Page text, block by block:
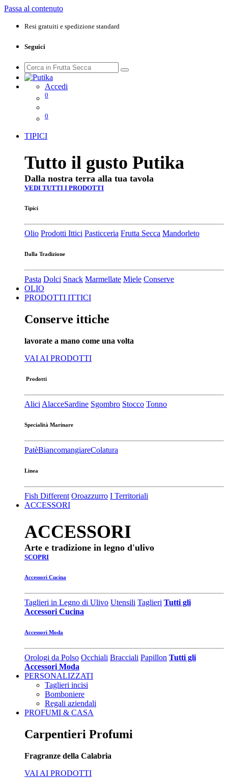
Passa al contenuto
Resi gratuiti e spedizione standard
Seguici
Accedi
0
0
TIPICI
Tutto il gusto Putika
Dalla nostra terra alla tua tavola
VEDI TUTTI I PRODOTTI
Tipici
Olio Prodotti Ittici Pasticceria Frutta Secca Mandorleto
Dalla Tradizione
Pasta Dolci Snack Marmellate Miele Conserve
OLIO
PRODOTTI ITTICI
Conserve ittiche
lavorate a mano come una volta
VAI AI PRODOTTI
Prodotti
Alici AlacceSardine Sgombro Stocco Tonno
Specialità Marinare
Patè​BiancomangiareColatura
Linea
Fish Different Oroazzurro I Territoriali
ACCESSORI
ACCESSORI
Arte e tradizione in legno d'ulivo
SCOPRI
Accessori Cucina
Taglieri in Legno di Ulivo Utensili Taglieri Tutti gli
Accessori Cucina
Accessori Moda
Orologi da Polso Occhiali Bracciali Papillon Tutti gli
Accessori Moda
PERSONALIZZATI
Taglieri incisi
Bomboniere
Regali aziendali
PROFUMI & CASA
Carpentieri Profumi
Fragranze della Calabria
VAI AI PRODOTTI